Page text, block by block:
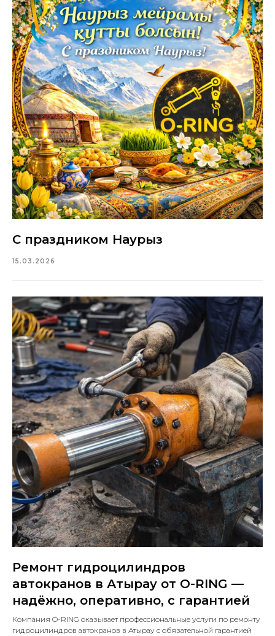
С праздником Наурыз
15.03.2026
Ремонт гидроцилиндров
автокранов в Атырау от O-RING —
надёжно, оперативно, с гарантией
Компания O-RING оказывает профессиональные услуги по ремонту
гидроцилиндров автокранов в Атырау с обязательной гарантией